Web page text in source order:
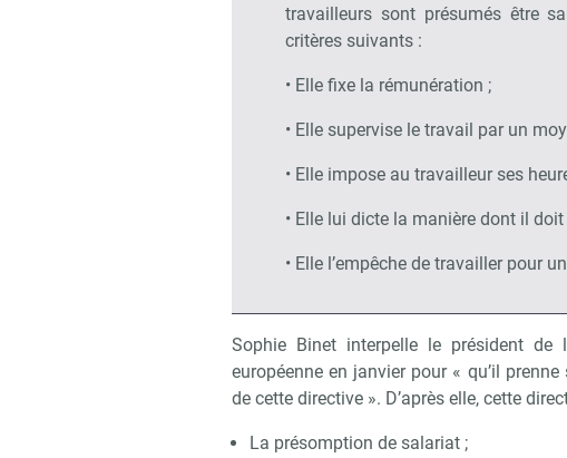
travailleurs sont présumés être
critères suivants :
• Elle fixe la rémunération ;
• Elle supervise le travail par un
• Elle impose au travailleur ses
• Elle lui dicte la manière dont il
• Elle l’empêche de travailler pour
Sophie Binet interpelle le président de
européenne en janvier pour « qu’il
de cette directive ». D’après elle, cette
La présomption de salariat ;